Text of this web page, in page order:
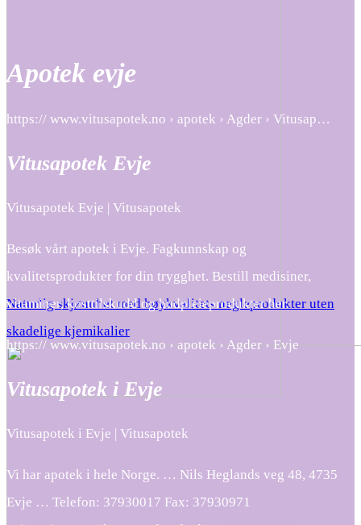
Naturlig skjønnhet med høykvalitets negleprodukter uten
skadelige kjemikalier
Apotek evje
https:// www.vitusapotek.no › apotek › Agder › Vitusap…
Vitusapotek Evje
Vitusapotek Evje | Vitusapotek
Besøk vårt apotek i Evje. Fagkunnskap og
kvalitetsprodukter for din trygghet. Bestill medisiner,
vitaminer, kosttilskudd og hudpleieprodukter her.
https:// www.vitusapotek.no › apotek › Agder › Evje
Vitusapotek i Evje
Vitusapotek i Evje | Vitusapotek
Vi har apotek i hele Norge. … Nils Heglands veg 48, 4735
Evje … Telefon: 37930017 Fax: 37930971